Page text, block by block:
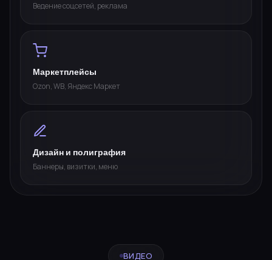
Ведение соцсетей, реклама
Маркетплейсы
Ozon, WB, Яндекс Маркет
Дизайн и полиграфия
Баннеры, визитки, меню
ВИДЕО